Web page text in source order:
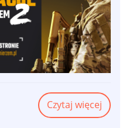
Czytaj więcej